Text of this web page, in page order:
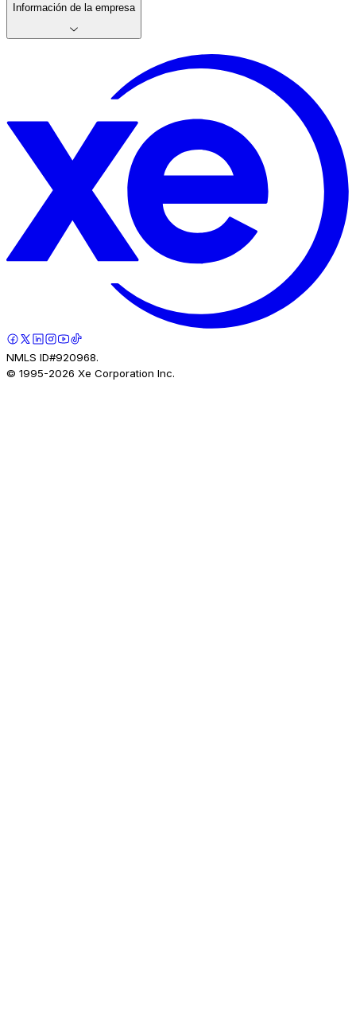
Información de la empresa
NMLS ID#920968.
© 1995-2026 Xe Corporation Inc.